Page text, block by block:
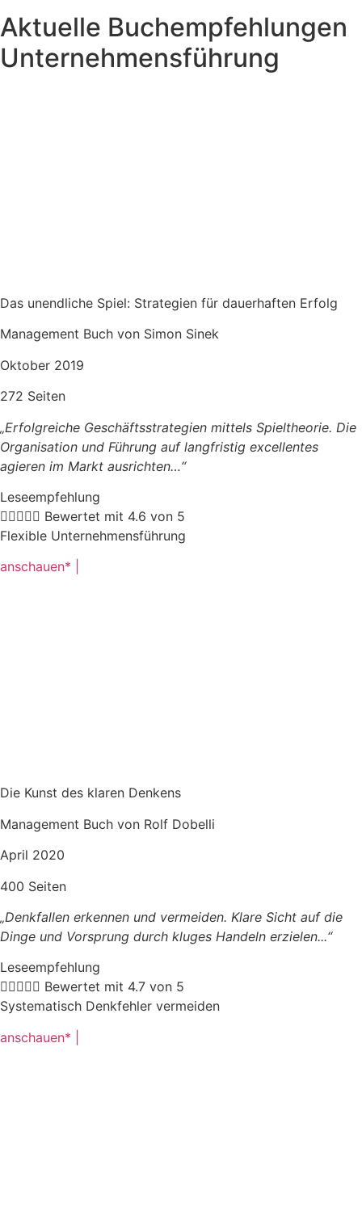
Aktuelle Buchempfehlungen
Unternehmensführung
Das unendliche Spiel: Strategien für dauerhaften Erfolg
Management Buch von Simon Sinek
Oktober 2019
272 Seiten
„Erfolgreiche Geschäftsstrategien mittels Spieltheorie. Die
Organisation und Führung auf langfristig excellentes
agieren im Markt ausrichten…“
Leseempfehlung
 Bewertet mit 4.6 von 5
Flexible Unternehmensführung
anschauen* |
Die Kunst des klaren Denkens
Management Buch von Rolf Dobelli
April 2020
400 Seiten
„Denkfallen erkennen und vermeiden. Klare Sicht auf die
Dinge und Vorsprung durch kluges Handeln erzielen...“
Leseempfehlung
 Bewertet mit 4.7 von 5
Systematisch Denkfehler vermeiden
anschauen* |